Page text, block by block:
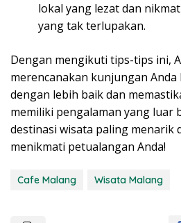
lokal yang lezat dan
yang tak terlupakan.
Dengan mengikuti tips-tips ini,
merencanakan kunjungan Anda
dengan lebih baik dan
memiliki pengalaman yang luar
destinasi wisata paling menarik
menikmati petualangan Anda!
Cafe Malang Wisata Malang